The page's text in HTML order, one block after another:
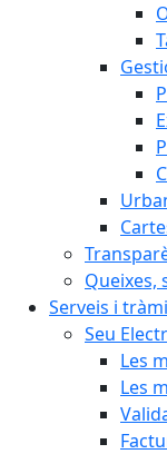
Queixes,
Serveis i
Seu
Les
Les